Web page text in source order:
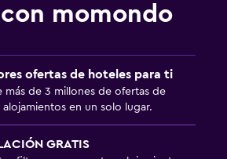
momondo
ofertas de hoteles para ti
más de 3 millones de ofertas de
alojamientos en un solo lugar.
GRATIS